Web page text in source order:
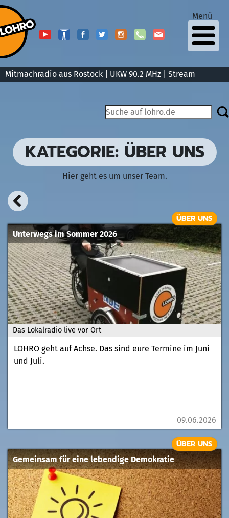
Mitmachradio aus Rostock | UKW 90.2 MHz | Stream
Menü
KATEGORIE: ÜBER UNS
Hier geht es um unser Team.
Das Lokalradio live vor Ort
Unterwegs im Sommer 2026
ÜBER UNS
LOHRO geht auf Achse. Das sind eure Termine im Juni
und Juli.
09.06.2026
Gemeinsam für eine lebendige Demokratie
ÜBER UNS